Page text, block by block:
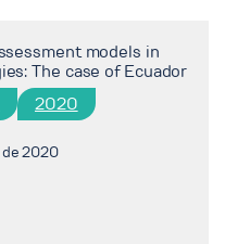
models in
The case of Ecuador
2020
2020